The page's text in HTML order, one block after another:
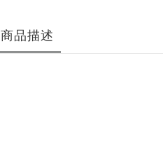
商品描述